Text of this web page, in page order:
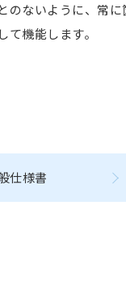
のないように、常
て機能します。
仕様書